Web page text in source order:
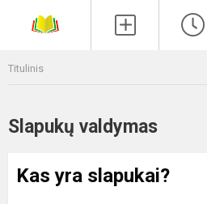
Titulinis
Slapukų valdymas
Kas yra slapukai?